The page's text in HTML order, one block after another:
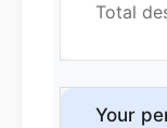
Total
Your